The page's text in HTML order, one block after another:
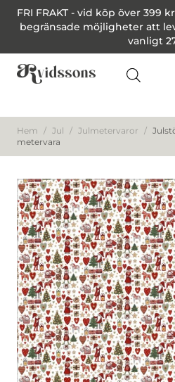
FRI FRAKT - vid köp över 399
begränsade möjligheter att
vanligt
Hem / Jul / Julmetervaror /
metervara